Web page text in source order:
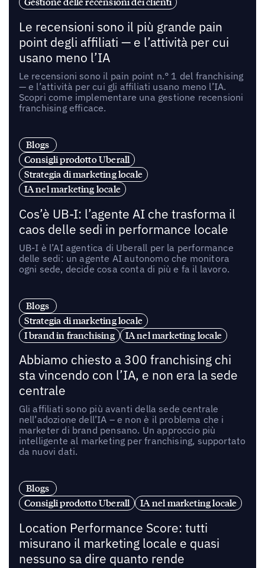
Le recensioni sono il più grande pain
point degli affiliati — e l’attività per cui
usano meno l’IA
Le recensioni sono il pain point n.° 1 del franchising
— e l’attività per cui gli affiliati usano meno l’IA.
Scopri come implementare una gestione recensioni
franchising efficace.
Blogs
Consigli prodotto Uberall
Strategia di marketing locale
IA nel marketing locale
Cos’è UB-I: l’agente AI che trasforma il
caos delle sedi in performance locale
UB-I è l’AI agentica di Uberall per la performance
delle sedi: un agente AI autonomo che monitora
ogni sede, decide cosa conta di più e fa il lavoro.
Blogs
Strategia di marketing locale
I brand in franchising
IA nel marketing locale
Abbiamo chiesto a 300 franchising chi
sta vincendo con l’IA, e non era la sede
centrale
Gli affiliati sono più avanti della sede centrale
nell’adozione dell’IA – e non è il problema che i
marketer di brand pensano. Un approccio più
intelligente al marketing per franchising, supportato
da nuovi dati.
Blogs
Consigli prodotto Uberall
IA nel marketing locale
Location Performance Score: tutti
misurano il marketing locale e quasi
nessuno sa dire quanto rende